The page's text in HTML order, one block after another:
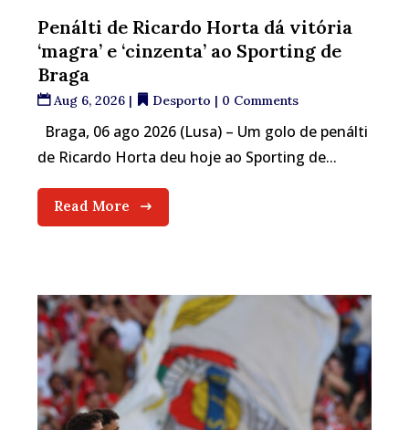
Penálti de Ricardo Horta dá vitória
‘magra’ e ‘cinzenta’ ao Sporting de
Braga
Aug 6, 2026 | Desporto | 0 Comments
Braga, 06 ago 2026 (Lusa) – Um golo de penálti
de Ricardo Horta deu hoje ao Sporting de...
Read More